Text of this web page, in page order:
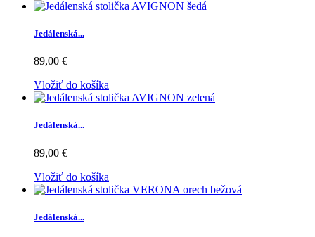
Jedálenská...
89,00 €
Vložiť do košíka
Jedálenská...
89,00 €
Vložiť do košíka
Jedálenská...